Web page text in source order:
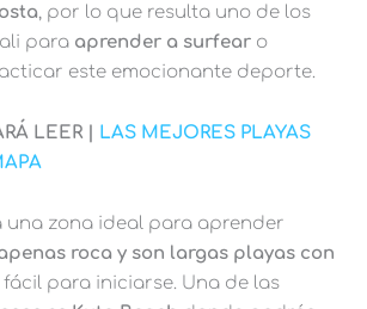
, por lo que resulta uno de los
para aprender a surfear o
este emocionante deporte.
LEER |
LAS MEJORES PLAYAS
una zona ideal para aprender
roca y son largas playas con
fácil para iniciarse. Una de las